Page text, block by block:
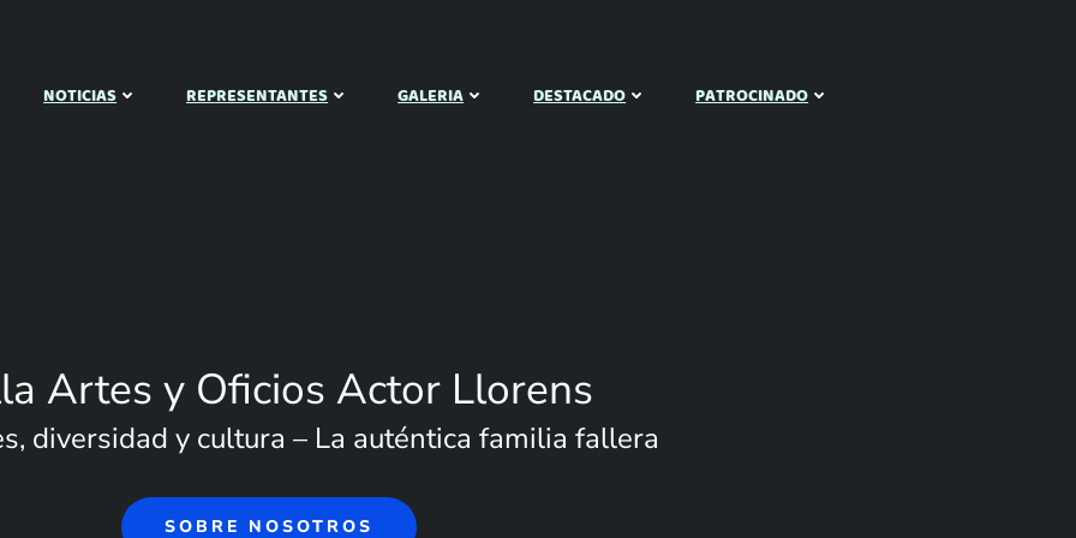
NOTICIAS REPRESENTANTES GALERIA DESTACADO PATROCINADO
Artes y Oficios Actor Llorens
diversidad y cultura – La auténtica familia fallera
SOBRE NOSOTROS